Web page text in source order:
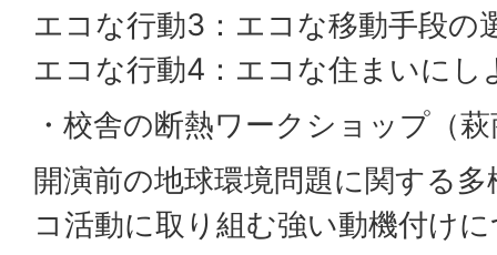
エコな行動3：エコな移動手段の
エコな行動4：エコな住まいにし
・校舎の断熱ワークショップ（
開演前の地球環境問題に関する
コ活動に取り組む強い動機付け